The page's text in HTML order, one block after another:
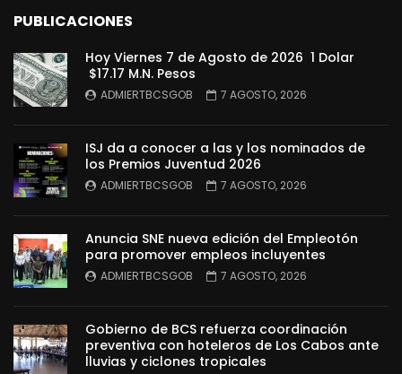
PUBLICACIONES
Hoy Viernes 7 de Agosto de 2026 1 Dolar
$17.17 M.N. Pesos
ADMIERTBCSGOB 7 AGOSTO, 2026
ISJ da a conocer a las y los nominados de
los Premios Juventud 2026
ADMIERTBCSGOB 7 AGOSTO, 2026
Anuncia SNE nueva edición del Empleotón
para promover empleos incluyentes
ADMIERTBCSGOB 7 AGOSTO, 2026
Gobierno de BCS refuerza coordinación
preventiva con hoteleros de Los Cabos ante
lluvias y ciclones tropicales